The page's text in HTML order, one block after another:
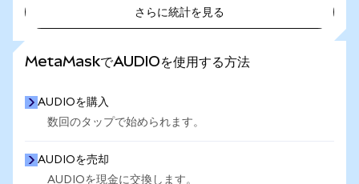
さらに統計を見る
MetaMaskでAUDIOを使用する方法
AUDIOを購入
数回のタップで始められます。
AUDIOを売却
AUDIOを現金に交換します。